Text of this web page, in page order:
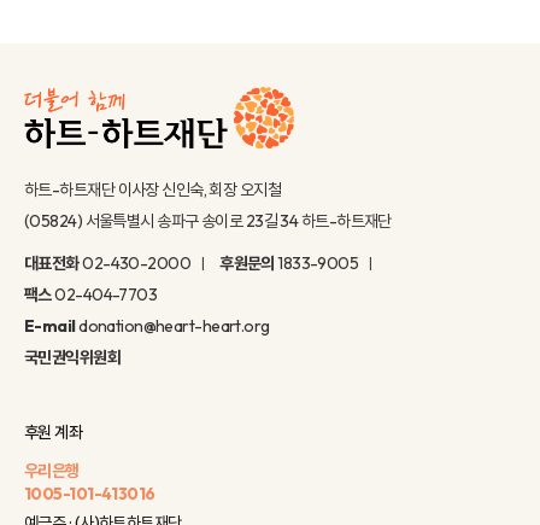
하트-하트재단 이사장 신인숙, 회장 오지철
(05824) 서울특별시 송파구 송이로 23길 34 하트-하트재단
대표전화02-430-2000 후원문의1833-9005
팩스02-404-7703
E-maildonation@heart-heart.org
국민권익위원회
후원 계좌
우리은행
1005-101-413016